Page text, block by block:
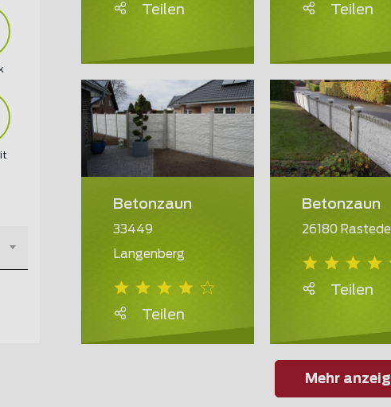
Teilen Teilen
Betonzaun
33449
Langenberg
Teilen
Betonzaun
26180 Rastede
Teilen
Mehr